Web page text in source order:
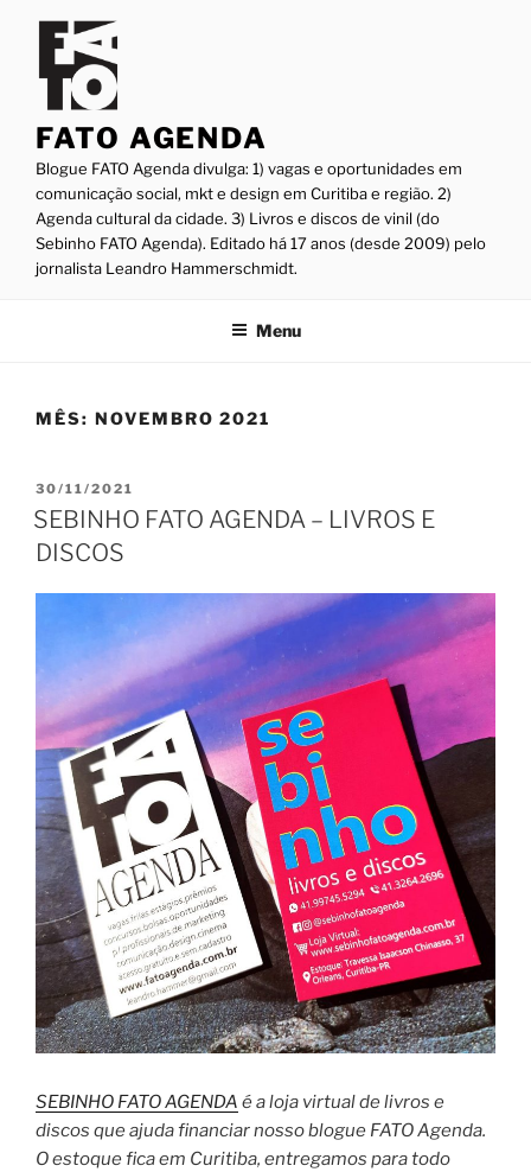
conteúdo
FATO AGENDA
Blogue FATO Agenda divulga: 1) vagas e oportunidades em
comunicação social, mkt e design em Curitiba e região. 2)
Agenda cultural da cidade. 3) Livros e discos de vinil (do
Sebinho FATO Agenda). Editado há 17 anos (desde 2009) pelo
jornalista Leandro Hammerschmidt.
Menu
MÊS: NOVEMBRO 2021
PUBLICADO
EM
30/11/2021
SEBINHO FATO AGENDA – LIVROS E
DISCOS
SEBINHO FATO AGENDA é a loja virtual de livros e
discos que ajuda financiar nosso blogue FATO Agenda.
O estoque fica em Curitiba, entregamos para todo